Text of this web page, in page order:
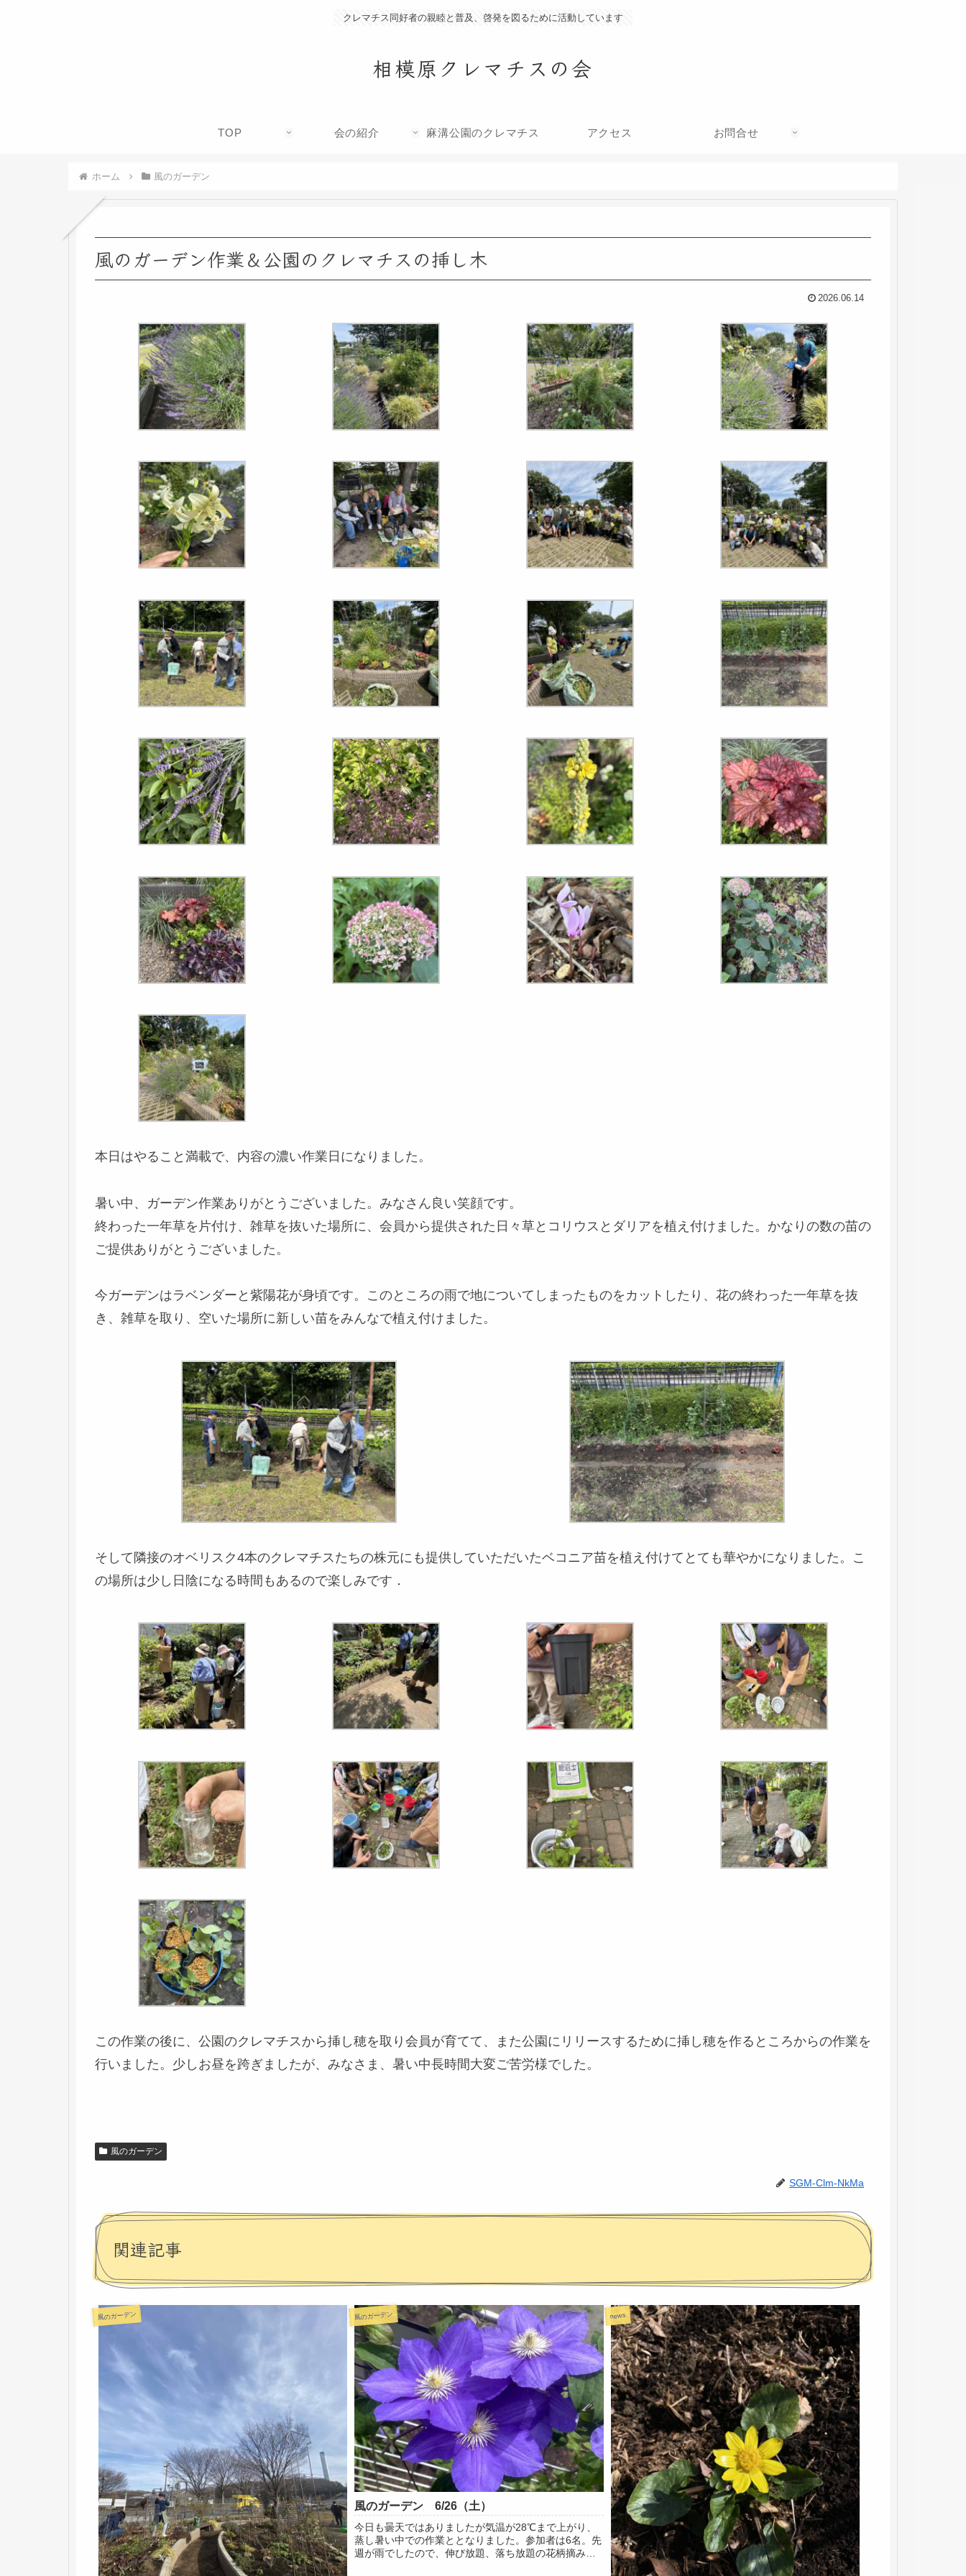
クレマチス同好者の親睦と普及、啓発を図るために活動しています
相模原クレマチスの会
TOP 会の紹介 麻溝公園のクレマチス アクセス お問合せ
ホーム 風のガーデン
風のガーデン作業＆公園のクレマチスの挿し木
2026.06.14
本日はやること満載で、内容の濃い作業日になりました。
暑い中、ガーデン作業ありがとうございました。みなさん良い笑顔です。
終わった一年草を片付け、雑草を抜いた場所に、会員から提供された日々草とコリウスとダリアを植え付けました。かなりの数の苗の
ご提供ありがとうございました。
今ガーデンはラベンダーと紫陽花が身頃です。このところの雨で地についてしまったものをカットしたり、花の終わった一年草を抜
き、雑草を取り、空いた場所に新しい苗をみんなで植え付けました。
そして隣接のオベリスク4本のクレマチスたちの株元にも提供していただいたベコニア苗を植え付けてとても華やかになりました。こ
の場所は少し日陰になる時間もあるので楽しみです．
この作業の後に、公園のクレマチスから挿し穂を取り会員が育てて、また公園にリリースするために挿し穂を作るところからの作業を
行いました。少しお昼を跨ぎましたが、みなさま、暑い中長時間大変ご苦労様でした。
風のガーデン
SGM-Clm-NkMa
関連記事
風のガーデン 風のガーデン
風のガーデン 6/26（土）
今日も曇天ではありましたが気温が28℃まで上がり、
蒸し暑い中での作業ととなりました。参加者は6名。先
週が雨でしたので、伸び放題、落ち放題の花柄摘み、
news